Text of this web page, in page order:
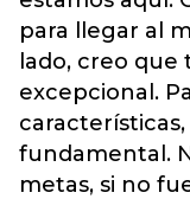
para llegar al
lado, creo
excepcional.
fundamental.
metas, si no